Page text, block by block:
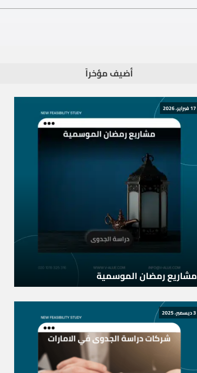
أضيف مؤخراً
17 فبراير، 2026
مشاريع رمضان الموسمية
3 ديسمبر، 2025